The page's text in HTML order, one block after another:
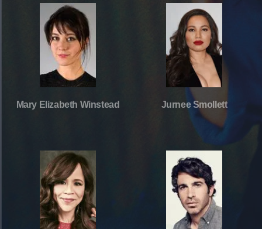
Mary Elizabeth Winstead Jurnee Smollett